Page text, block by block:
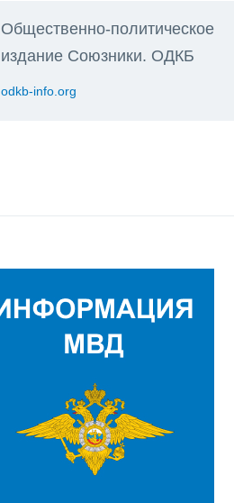
Общественно-политическое
издание Союзники. ОДКБ
odkb-info.org